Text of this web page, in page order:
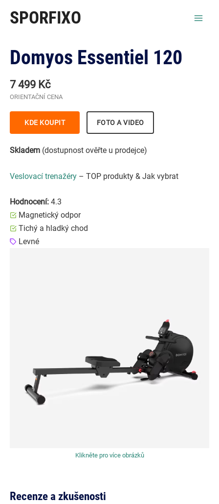
SPORFIXO
Klikněte pro více obrázků
Domyos Essentiel 120
7 499 Kč
ORIENTAČNÍ CENA
KDE KOUPIT FOTO A VIDEO
Skladem (dostupnost ověřte u prodejce)
Veslovací trenažéry – TOP produkty & Jak vybrat
Hodnocení: 4.3
Magnetický odpor
Tichý a hladký chod
Levné
Recenze a zkušenosti